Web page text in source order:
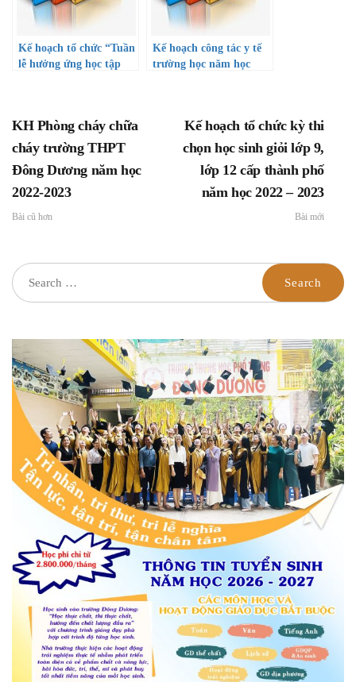
Kế hoạch tổ chức “Tuần
lễ hưởng ứng học tập
Kế hoạch công tác y tế
trường học năm học
KH Phòng cháy chữa
cháy trường THPT
Đông Dương năm học
2022-2023
Bài cũ hơn
Kế hoạch tổ chức kỳ thi
chọn học sinh giỏi lớp 9,
lớp 12 cấp thành phố
năm học 2022 – 2023
Bài mới